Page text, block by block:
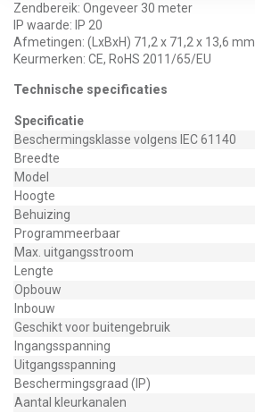
Zendbereik: Ongeveer 30 meter
IP waarde: IP 20
Afmetingen: (LxBxH) 71,2 x 71,2 x 13,6 mm
Keurmerken: CE, RoHS 2011/65/EU
Technische specificaties
Specificatie
Beschermingsklasse volgens IEC 61140
Breedte
Model
Hoogte
Behuizing
Programmeerbaar
Max. uitgangsstroom
Lengte
Opbouw
Inbouw
Geschikt voor buitengebruik
Ingangsspanning
Uitgangsspanning
Beschermingsgraad (IP)
Aantal kleurkanalen